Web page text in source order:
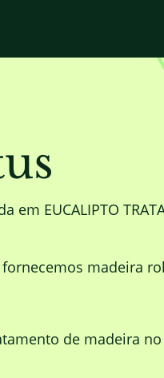
EUCALIPTO
madeira
de madeira